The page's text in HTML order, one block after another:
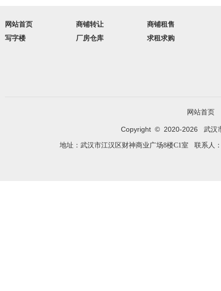
网站首页 商铺转让
商铺租售
写字楼
厂房仓库 求租求购
网站首页
Copyright © 2020-2026 武汉
地址：武汉市江汉区财神商业广场8楼C1室 联系人